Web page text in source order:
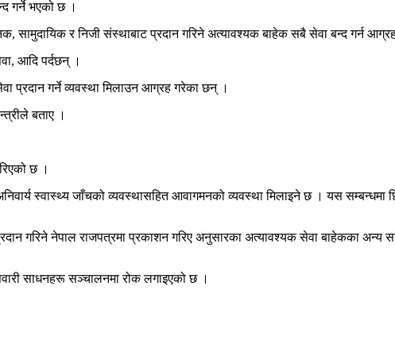
गर्ने भएको छ ।
सामुदायिक र निजी संस्थाबाट प्रदान गरिने अत्यावश्यक बाहेक सबै सेवा बन्द गर्न
आदि पर्दछन् ।
प्रदान गर्ने व्यवस्था मिलाउन आग्रह गरेका छन् ।
बताए ।
छ ।
स्वास्थ्य जाँचको व्यवस्थासहित आवागमनको व्यवस्था मिलाइने छ । यस
गरिने नेपाल राजपत्रमा प्रकाशन गरिए अनुसारका अत्यावश्यक सेवा बाहेकका
साधनहरू सञ्चालनमा रोक लगाइएको छ ।